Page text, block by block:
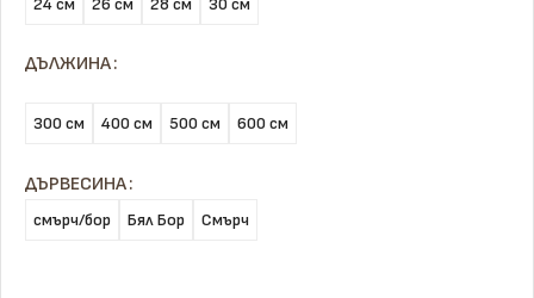
ДЪЛЖИНА
300 см 400 см 500 см 600 см
ДЪРВЕСИНА
смърч/бор Бял Бор Смърч